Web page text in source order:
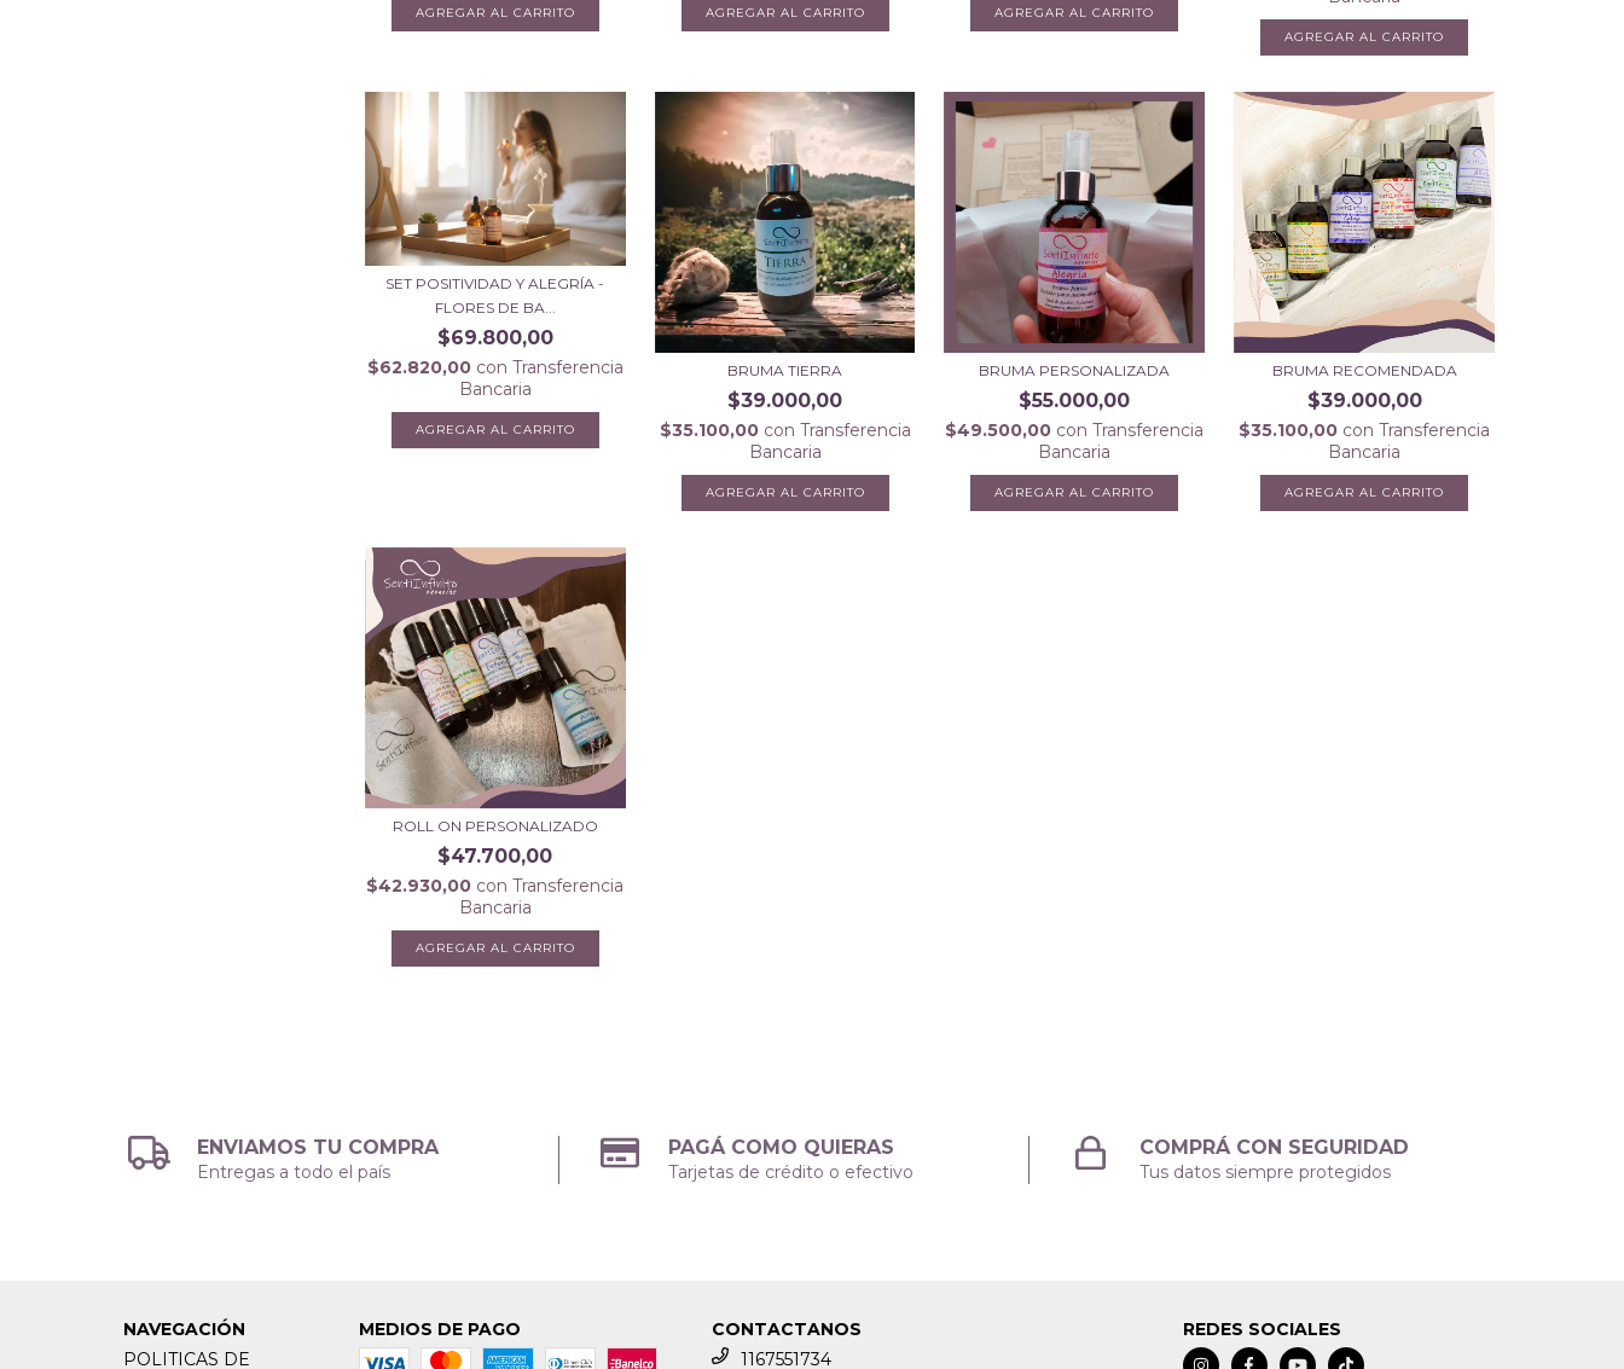
SET POSITIVIDAD Y ALEGRÍA -
FLORES DE BA...
$69.800,00
$62.820,00 con Transferencia
Bancaria
BRUMA TIERRA
$39.000,00
$35.100,00 con Transferencia
Bancaria
BRUMA PERSONALIZADA
$55.000,00
$49.500,00 con Transferencia
Bancaria
BRUMA RECOMENDADA
$39.000,00
$35.100,00 con Transferencia
Bancaria
ROLL ON PERSONALIZADO
$47.700,00
$42.930,00 con Transferencia
Bancaria
ENVIAMOS TU COMPRA
Entregas a todo el país
PAGÁ COMO QUIERAS
Tarjetas de crédito o efectivo
COMPRÁ CON SEGURIDAD
Tus datos siempre protegidos
NAVEGACIÓN
POLITICAS DE
MEDIOS DE PAGO
CONTACTANOS
1167551734
REDES SOCIALES